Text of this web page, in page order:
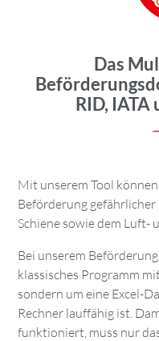
Das
RID,
Mit unserem Tool
Beförderung
Schiene sowie dem Luft-
Bei unserem
klassisches Programm
sondern um eine Excel-
Rechner lauffähig ist.
funktioniert, muss nur